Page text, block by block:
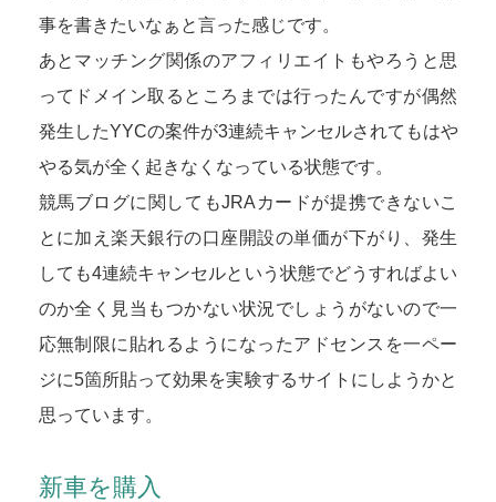
事を書きたいなぁと言った感じです。
あとマッチング関係のアフィリエイトもやろうと思
ってドメイン取るところまでは行ったんですが偶然
発生したYYCの案件が3連続キャンセルされてもはや
やる気が全く起きなくなっている状態です。
競馬ブログに関してもJRAカードが提携できないこ
とに加え楽天銀行の口座開設の単価が下がり、発生
しても4連続キャンセルという状態でどうすればよい
のか全く見当もつかない状況でしょうがないので一
応無制限に貼れるようになったアドセンスを一ペー
ジに5箇所貼って効果を実験するサイトにしようかと
思っています。
新車を購入